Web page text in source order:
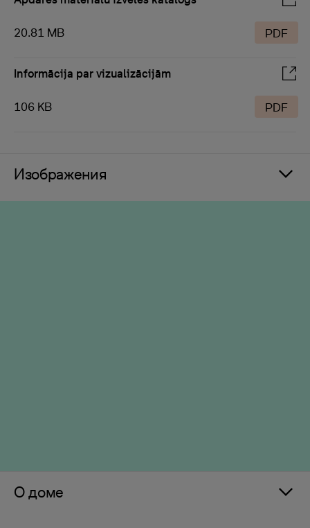
20.81 MB PDF
Informācija par vizualizācijām
106 KB PDF
Изображения
О доме